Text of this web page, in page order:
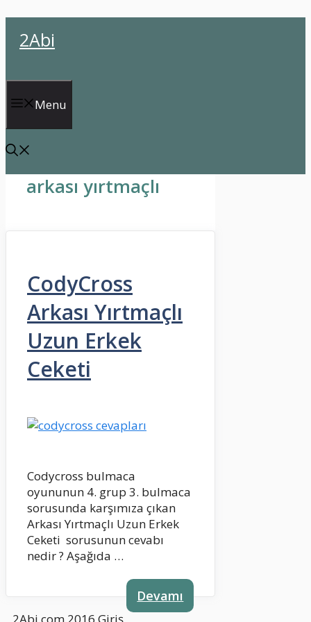
atla2Abi
Menu
arkası yırtmaçlı
CodyCross
Arkası Yırtmaçlı
Uzun Erkek
Ceketi
Codycross bulmaca
oyununun 4. grup 3. bulmaca
sorusunda karşımıza çıkan
Arkası Yırtmaçlı Uzun Erkek
Ceketi sorusunun cevabı
nedir ? Aşağıda …
Devamı
2Abi.com 2016 Giriş